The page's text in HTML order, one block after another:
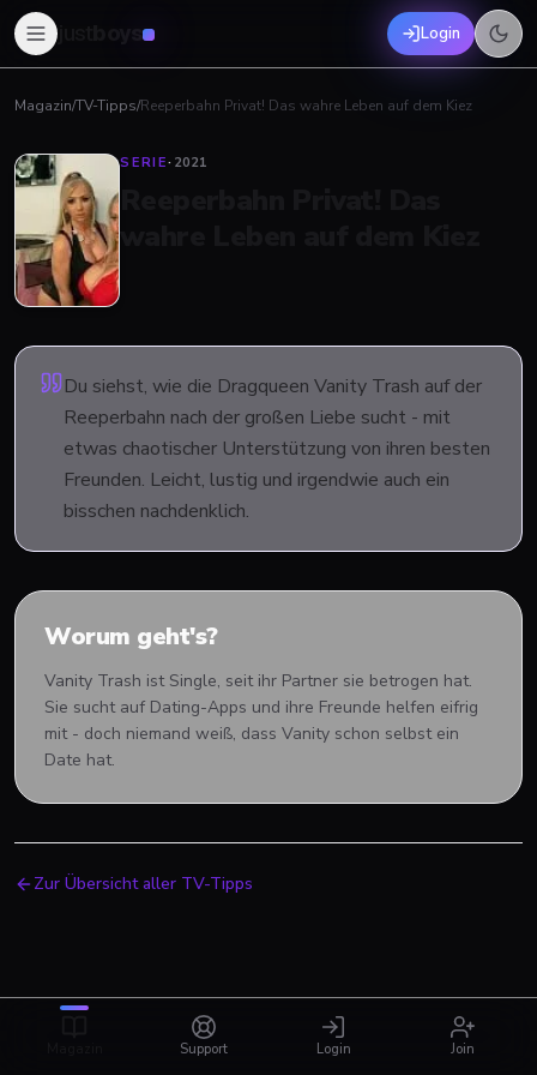
boys Login
Magazin/TV-Tipps/Reeperbahn Privat! Das wahre Leben auf dem Kiez
SERIE· 2021
Du siehst, wie die Dragqueen Vanity Trash auf der
Reeperbahn nach der großen Liebe sucht - mit
etwas chaotischer Unterstützung von ihren besten
Freunden. Leicht, lustig und irgendwie auch ein
bisschen nachdenklich.
Worum geht's?
Vanity Trash ist Single, seit ihr Partner sie betrogen hat.
Sie sucht auf Dating-Apps und ihre Freunde helfen eifrig
mit - doch niemand weiß, dass Vanity schon selbst ein
Date hat.
Zur Übersicht aller TV-Tipps
Support Login Join